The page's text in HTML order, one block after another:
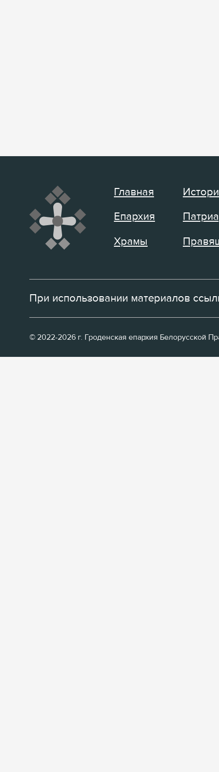
Главная
Епархия
Храмы
При использовании материалов
© 2022-2026 г. Гроденская епархия Белорусской